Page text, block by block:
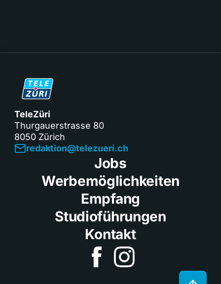
TeleZüri
Thurgauerstrasse 80
8050 Zürich
redaktion@telezueri.ch
Jobs
Werbemöglichkeiten
Empfang
Studioführungen
Kontakt